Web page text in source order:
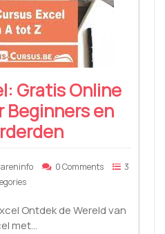
Gratis Online
Beginners en
0 Comments
3
Ontdek de Wereld van
met…